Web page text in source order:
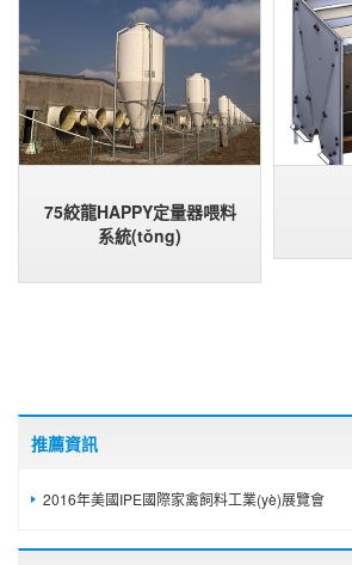
75絞龍HAPPY定量器喂料
系統(tǒng)
推薦資訊
2016年美國IPE國際家禽飼料工業(yè)展覽會